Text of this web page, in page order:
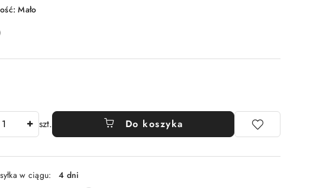
Mało
szt. Do koszyka
w ciągu:
4 dni